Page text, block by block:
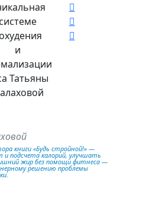
системе
и
Татьяны
книги «Будь стройной!» —
и подсчета калорий, улучшать
жир без помощи фитнеса —
решению проблемы